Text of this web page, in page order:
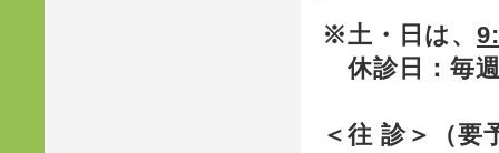
※土・日は、
休診日：毎
＜往 診＞（要